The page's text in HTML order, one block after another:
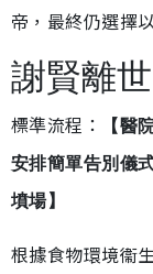
帝，最終仍選擇
謝賢離
標準流程：
【醫
安排簡單告別儀
墳場】
根據食物環境衞